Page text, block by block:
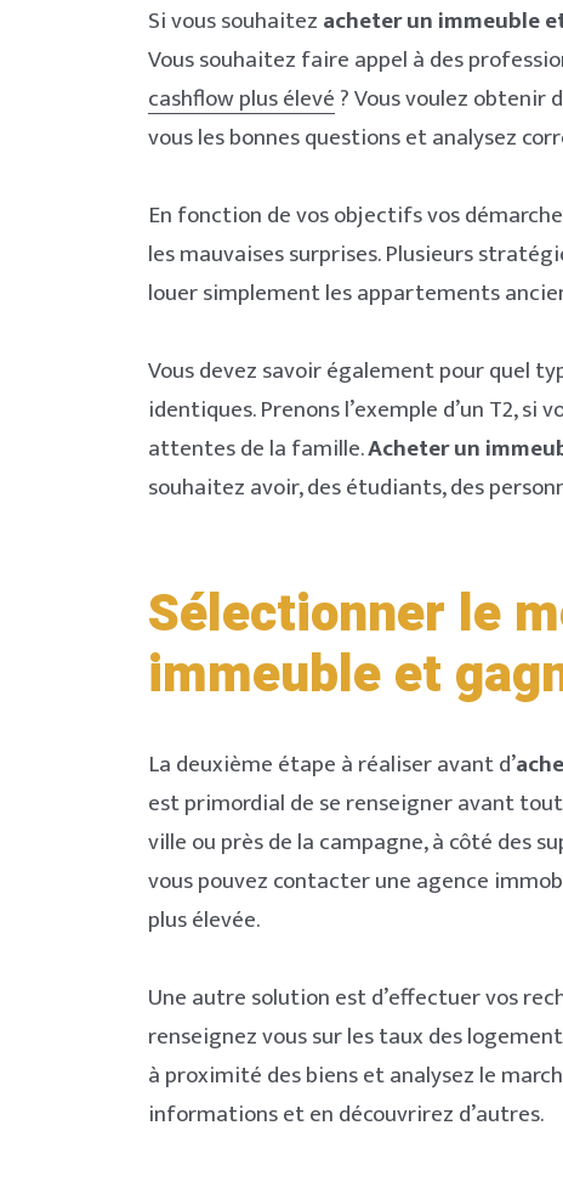
Si vous souhaitezacheter un immeuble
Vous souhaitez faire appel à des
cashflow plus élevé? Vous voulez obtenir
vous les bonnes questions et analysez
En fonction de vos objectifs vos
les mauvaises surprises. Plusieurs
louer simplement les appartements
Vous devez savoir également pour quel
identiques. Prenons l’exemple d’un T2,
attentes de la famille.Acheter un
souhaitez avoir, des étudiants, des
Sélectionner le
immeuble et
La deuxième étape à réaliser avant d’
est primordial de se renseigner avant
ville ou près de la campagne, à côté des
vous pouvez contacter une agence
plus élevée.
Une autre solution est d’effectuer vos
renseignez vous sur les taux des
à proximité des biens et analysez le
informations et en découvrirez d’autres.